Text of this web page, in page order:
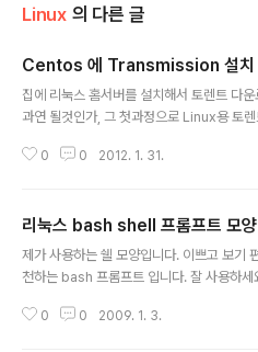
Linux 의 다른 글
Centos 에 Transmission 설치
집에 리눅스 홈서버를 설치해서 토렌트 다
과연 될것인가, 그 첫과정으로 Linux용 토
ry.com/160 ** 설치중 삽질 http://
면 끝!, ^___^ 409: Conflict Your
eader. To fix this, follow these step..
0 0 2012. 1. 31.
리눅스 bash shell 프롬프트 모양
제가 사용하는 쉘 모양입니다. 이쁘고 보기
천하는 bash 프롬프트 입니다. 잘 사용하
3m\u\e[0m@\e[1;36m\h\e[0m \w]
0 0 2009. 1. 3.